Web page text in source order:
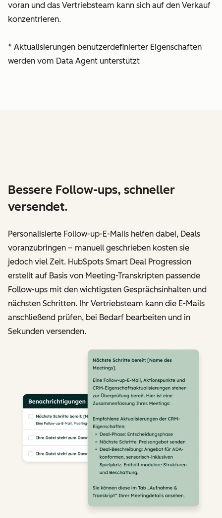
voran und das Vertriebsteam kann sich auf den Verkauf
konzentrieren.
* Aktualisierungen benutzerdefinierter Eigenschaften
werden vom Data Agent unterstützt
Bessere Follow-ups, schneller
versendet.
Personalisierte Follow-up-E-Mails helfen dabei, Deals
voranzubringen – manuell geschrieben kosten sie
jedoch viel Zeit. HubSpots Smart Deal Progression
erstellt auf Basis von Meeting-Transkripten passende
Follow-ups mit den wichtigsten Gesprächsinhalten und
nächsten Schritten. Ihr Vertriebsteam kann die E-Mails
anschließend prüfen, bei Bedarf bearbeiten und in
Sekunden versenden.